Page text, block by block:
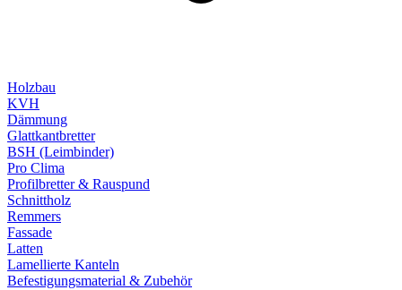
Holzbau
KVH
Dämmung
Glattkantbretter
BSH (Leimbinder)
Pro Clima
Profilbretter & Rauspund
Schnittholz
Remmers
Fassade
Latten
Lamellierte Kanteln
Befestigungsmaterial & Zubehör